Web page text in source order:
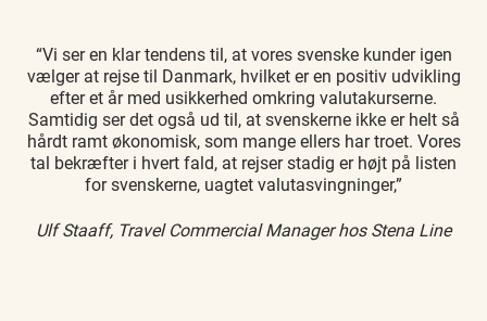
“Vi ser en klar tendens til, at vores svenske kunder igen
vælger at rejse til Danmark, hvilket er en positiv udvikling
efter et år med usikkerhed omkring valutakurserne.
Samtidig ser det også ud til, at svenskerne ikke er helt så
hårdt ramt økonomisk, som mange ellers har troet. Vores
tal bekræfter i hvert fald, at rejser stadig er højt på listen
for svenskerne, uagtet valutasvingninger,”
Ulf Staaff, Travel Commercial Manager hos Stena Line